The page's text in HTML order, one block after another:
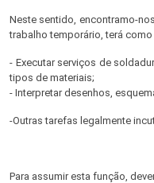
Neste sentido, encontramo-
trabalho temporário, terá
- Executar serviços de
tipos de materiais;
- Interpretar desenhos,
-Outras tarefas legalmente
Para assumir esta função,